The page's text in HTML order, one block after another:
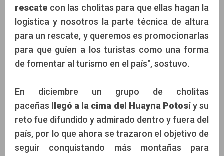
rescate con las cholitas para que ellas hagan la
logística y nosotros la parte técnica de altura
para un rescate, y queremos es promocionarlas
para que guíen a los turistas como una forma
de fomentar al turismo en el país", sostuvo.
En diciembre un grupo de cholitas
paceñas
llegó a la cima del Huayna Potosíy su
reto fue difundido y admirado dentro y fuera del
país, por lo que ahora se trazaron el objetivo de
seguir conquistando más montañas para